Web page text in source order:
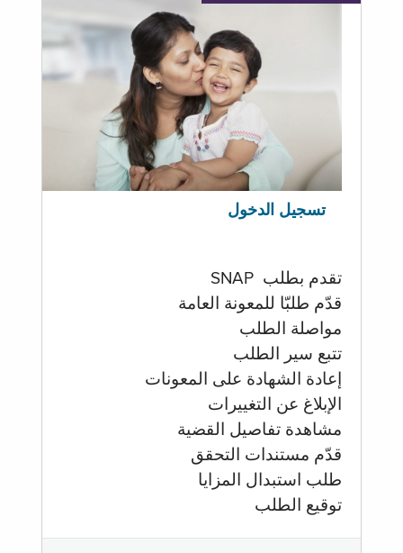
تسجيل الدخول
تقدم بطلب SNAP
قدّم طلبّا للمعونة العامة
مواصلة الطلب
تتبع سير الطلب
إعادة الشهادة على المعونات
الإبلاغ عن التغييرات
مشاهدة تفاصيل القضية
قدّم مستندات التحقق
طلب استبدال المزايا
توقيع الطلب